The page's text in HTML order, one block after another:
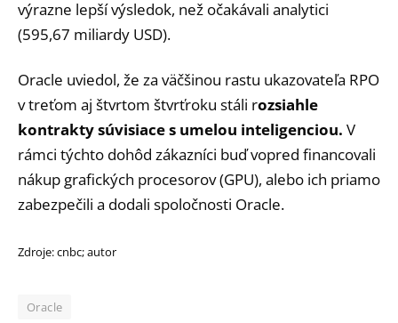
výrazne lepší výsledok, než očakávali analytici
(595,67 miliardy USD).
Oracle uviedol, že za väčšinou rastu ukazovateľa RPO
v treťom aj štvrtom štvrťroku stáli rozsiahle
kontrakty súvisiace s umelou inteligenciou. V
rámci týchto dohôd zákazníci buď vopred financovali
nákup grafických procesorov (GPU), alebo ich priamo
zabezpečili a dodali spoločnosti Oracle.
Zdroje: cnbc; autor
Oracle